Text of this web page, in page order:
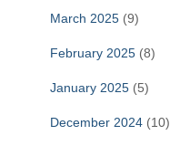
March 2025 (9)
February 2025 (8)
January 2025 (5)
December 2024 (10)